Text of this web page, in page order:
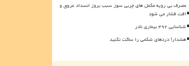
مصرف بی رویه مکمل های چربی سوز سبب بروز انسداد عروق و
افت فشار می شود
شناسایی ۴۹۲ بیماری نادر
هشدار! دردهای شکمی را ساکت نکنید